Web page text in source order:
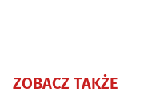
ZOBACZ TAKŻE